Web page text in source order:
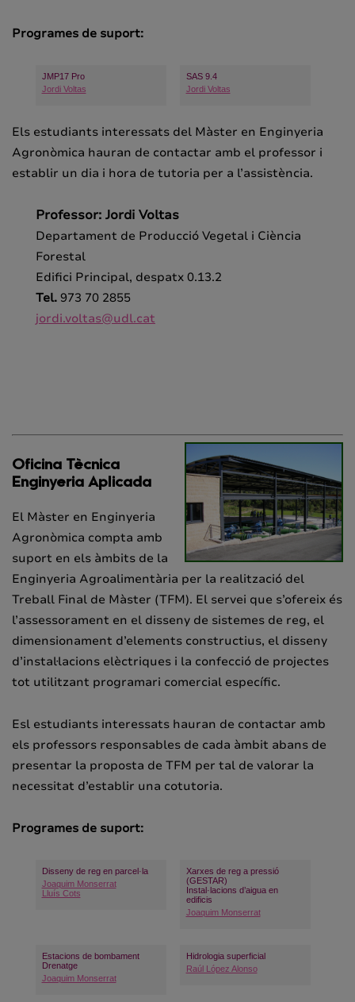
Programes de suport:
JMP17 Pro
Jordi Voltas
SAS 9.4
Jordi Voltas
Els estudiants interessats del Màster en Enginyeria
Agronòmica hauran de contactar amb el professor i
establir un dia i hora de tutoria per a l’assistència.
Professor: Jordi Voltas
Departament de Producció Vegetal i Ciència
Forestal
Edifici Principal, despatx 0.13.2
Tel. 973 70 2855
jordi.voltas@udl.cat
Oficina Tècnica
Enginyeria Aplicada
El Màster en Enginyeria
Agronòmica compta amb
suport en els àmbits de la
Enginyeria Agroalimentària per la realització del
Treball Final de Màster (TFM). El servei que s’ofereix és
l’assessorament en el disseny de sistemes de reg, el
dimensionament d’elements constructius, el disseny
d’instal·lacions elèctriques i la confecció de projectes
tot utilitzant programari comercial específic.
Esl estudiants interessats hauran de contactar amb
els professors responsables de cada àmbit abans de
presentar la proposta de TFM per tal de valorar la
necessitat d’establir una cotutoria.
Programes de suport:
Disseny de reg en parcel·la
Joaquim Monserrat
Lluís Cots
Xarxes de reg a pressió
(GESTAR)
Instal·lacions d’aigua en
edificis
Joaquim Monserrat
Estacions de bombament
Drenatge
Joaquim Monserrat
Hidrologia superficial
Raúl López Alonso